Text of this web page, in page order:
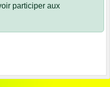
participer aux